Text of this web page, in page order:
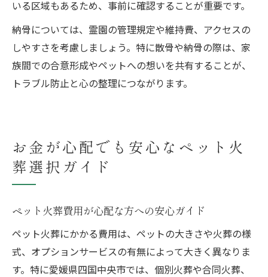
いる区域もあるため、事前に確認することが重要です。
納骨については、霊園の管理規定や維持費、アクセスの
しやすさを考慮しましょう。特に散骨や納骨の際は、家
族間での合意形成やペットへの想いを共有することが、
トラブル防止と心の整理につながります。
お金が心配でも安心なペット火
葬選択ガイド
ペット火葬費用が心配な方への安心ガイド
ペット火葬にかかる費用は、ペットの大きさや火葬の様
式、オプションサービスの有無によって大きく異なりま
す。特に愛媛県四国中央市では、個別火葬や合同火葬、